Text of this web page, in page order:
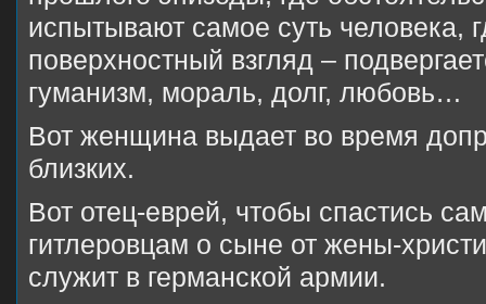
испытывают самое суть человека,
поверхностный взгляд –
гуманизм, мораль, долг, любовь…
Вот женщина выдает во время
близких.
Вот отец-еврей, чтобы спастись
гитлеровцам о сыне от жены-
служит в германской армии.